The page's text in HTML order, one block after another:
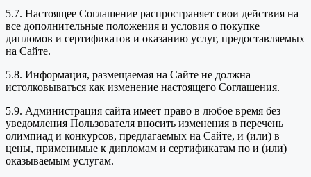
5.7. Настоящее Соглашение распространяет свои действия на
все дополнительные положения и условия о покупке
дипломов и сертификатов и оказанию услуг, предоставляемых
на Сайте.
5.8. Информация, размещаемая на Сайте не должна
истолковываться как изменение настоящего Соглашения.
5.9. Администрация сайта имеет право в любое время без
уведомления Пользователя вносить изменения в перечень
олимпиад и конкурсов, предлагаемых на Сайте, и (или) в
цены, применимые к дипломам и сертификатам по и (или)
оказываемым услугам.